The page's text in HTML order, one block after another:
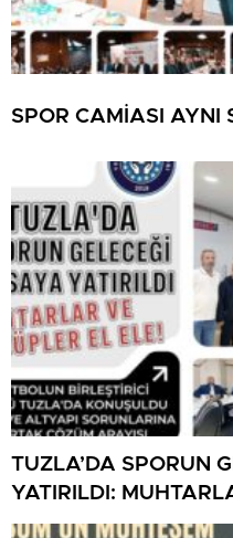
SPOR CAMİASI AYNI
TUZLA’DA SPORUN
YATIRILDI:
ELE!